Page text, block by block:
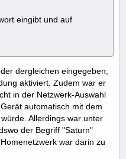
eingibt und auf
dergleichen eingegeben,
aktiviert. Zudem war er
in der Netzwerk-Auswahl
automatisch mit dem
Allerdings war unter
der Begriff "Saturn"
war darin zu